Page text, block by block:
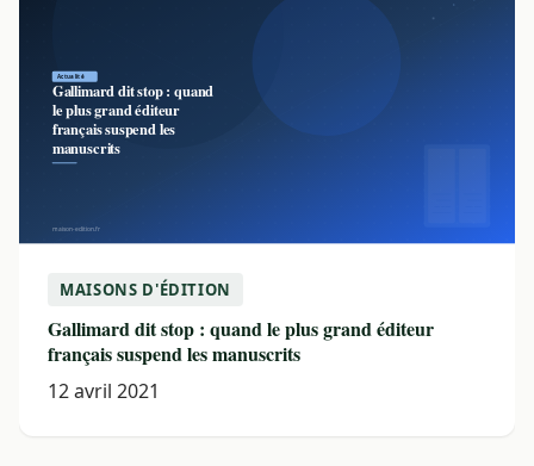
MAISONS D'ÉDITION
Gallimard dit stop : quand le plus grand éditeur
français suspend les manuscrits
12 avril 2021